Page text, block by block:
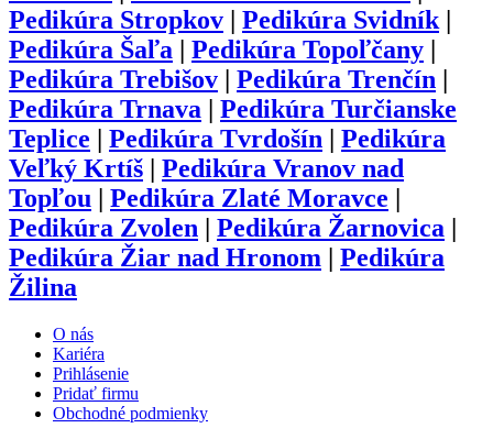
Pedikúra Stropkov | Pedikúra Svidník |
Pedikúra Šaľa | Pedikúra Topoľčany |
Pedikúra Trebišov | Pedikúra Trenčín |
Pedikúra Trnava | Pedikúra Turčianske
Teplice | Pedikúra Tvrdošín | Pedikúra
Veľký Krtíš | Pedikúra Vranov nad
Topľou | Pedikúra Zlaté Moravce |
Pedikúra Zvolen | Pedikúra Žarnovica |
Pedikúra Žiar nad Hronom | Pedikúra
Žilina
O nás
Kariéra
Prihlásenie
Pridať firmu
Obchodné podmienky